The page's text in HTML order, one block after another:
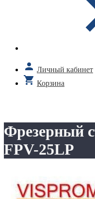
Личный кабинет
Корзина
Фрезерный
FPV-25LP